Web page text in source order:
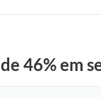
46% em